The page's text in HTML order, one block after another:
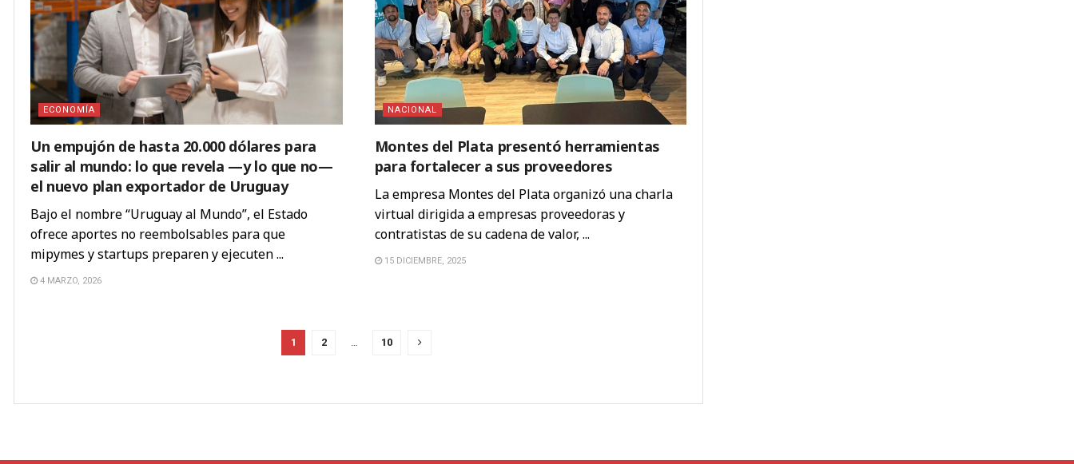
ECONOMÍA
Un empujón de hasta 20.000 dólares para
salir al mundo: lo que revela —y lo que no—
el nuevo plan exportador de Uruguay
Bajo el nombre “Uruguay al Mundo”, el Estado
ofrece aportes no reembolsables para que
mipymes y startups preparen y ejecuten ...
4 MARZO, 2026
NACIONAL
Montes del Plata presentó herramientas
para fortalecer a sus proveedores
La empresa Montes del Plata organizó una charla
virtual dirigida a empresas proveedoras y
contratistas de su cadena de valor, ...
15 DICIEMBRE, 2025
1 2 10